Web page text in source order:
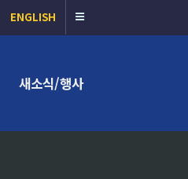
ENGLISH
새소식/행사